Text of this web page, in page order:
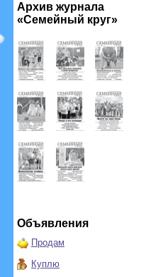
Архив журнала
«Семейный круг»
Объявления
Продам
Куплю